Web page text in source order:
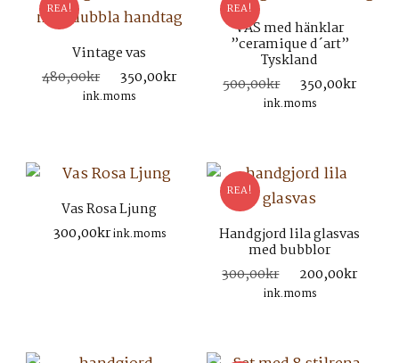
REA!
Vintage vas
480,00kr
Det
ursprungliga
350,00kr
nuvarande
ink.moms
REA!
VAS med hänklar
”ceramique d´art”
Tyskland
500,00kr
Det
ursprungliga
350,00kr
ink.moms
Vas Rosa Ljung
300,00krink.moms
REA!
Handgjord lila glasvas
med bubblor
300,00kr
Det
ursprungliga
200,00kr
ink.moms